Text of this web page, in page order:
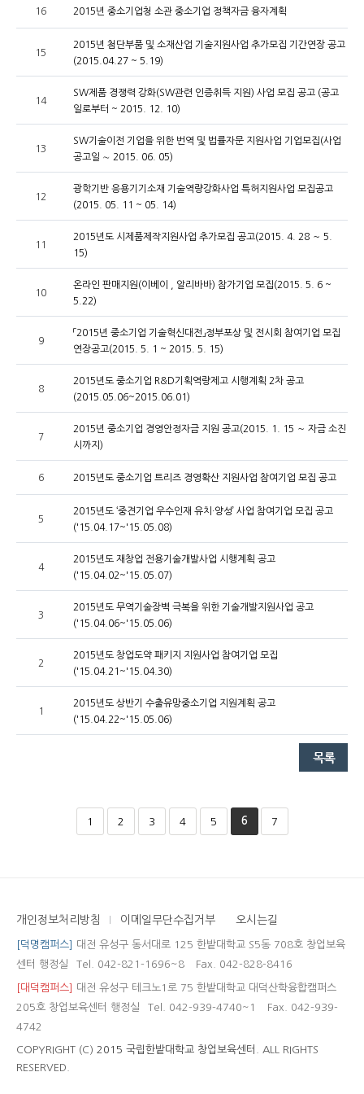
16 2015년 중소기업청 소관 중소기업 정책자금 융자계획
15
2015년 첨단부품 및 소재산업 기술지원사업 추가모집 기간연장 공고
(2015.04.27 ~ 5.19)
14
SW제품 경쟁력 강화(SW관련 인증취득 지원) 사업 모집 공고 (공고
일로부터 ~ 2015. 12. 10)
13
SW기술이전 기업을 위한 번역 및 법률자문 지원사업 기업모집(사업
공고일 ∼ 2015. 06. 05)
12
광학기반 응용기기소재 기술역량강화사업 특허지원사업 모집공고
(2015. 05. 11 ~ 05. 14)
11
2015년도 시제품제작지원사업 추가모집 공고(2015. 4. 28 ～ 5.
15)
10
온라인 판매지원(이베이 , 알리바바) 참가기업 모집(2015. 5. 6 ~
5.22)
9
「2015년 중소기업 기술혁신대전」정부포상 및 전시회 참여기업 모집
연장공고(2015. 5. 1 ~ 2015. 5. 15)
8
2015년도 중소기업 R&D기획역량제고 시행계획 2차 공고
(2015.05.06~2015.06.01)
7
2015년 중소기업 경영안정자금 지원 공고(2015. 1. 15 ～ 자금 소진
시까지)
6 2015년도 중소기업 트리즈 경영확산 지원사업 참여기업 모집 공고
5
2015년도 ‘중견기업 우수인재 유치·양성’ 사업 참여기업 모집 공고
('15.04.17~'15.05.08)
4
2015년도 재창업 전용기술개발사업 시행계획 공고
('15.04.02~'15.05.07)
3
2015년도 무역기술장벽 극복을 위한 기술개발지원사업 공고
('15.04.06~'15.05.06)
2
2015년도 창업도약 패키지 지원사업 참여기업 모집
('15.04.21~'15.04.30)
1
2015년도 상반기 수출유망중소기업 지원계획 공고
('15.04.22~'15.05.06)
1 2 3 4 5 6 7
개인정보처리방침 이메일무단수집거부 오시는길
[덕명캠퍼스]
대전 유성구 동서대로 125 한밭대학교 S5동 708호 창업보육
센터 행정실
Tel. 042-821-1696~8 Fax. 042-828-8416
[대덕캠퍼스]
대전 유성구 테크노1로 75 한밭대학교 대덕산학융합캠퍼스
205호 창업보육센터 행정실
Tel. 042-939-4740~1
Fax. 042-939-
4742
COPYRIGHT (C) 2015 국립한밭대학교 창업보육센터.
ALL RIGHTS
RESERVED.